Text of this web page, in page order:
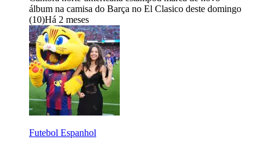
álbum na camisa do Barça no El Clasico deste domingo
(10)Há 2 meses
Futebol Espanhol